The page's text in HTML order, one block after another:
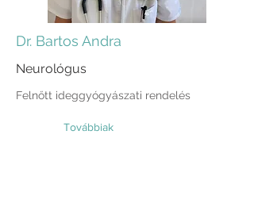
Dr. Bartos Andra
Neurológus
Felnőtt ideggyógyászati rendelés
Továbbiak